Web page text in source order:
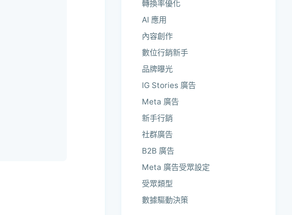
轉換率優化
AI 應用
內容創作
數位行銷新手
品牌曝光
IG Stories 廣告
Meta 廣告
新手行銷
社群廣告
B2B 廣告
Meta 廣告受眾設定
受眾類型
數據驅動決策